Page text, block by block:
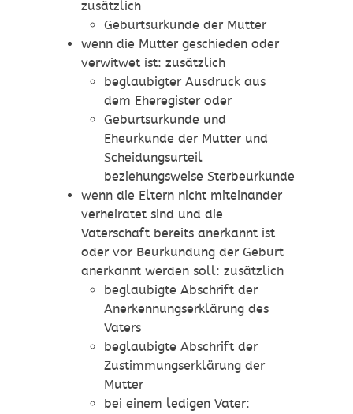
zusätzlich
Geburtsurkunde der Mutter
wenn die Mutter geschieden oder
verwitwet ist: zusätzlich
beglaubigter Ausdruck aus
dem Eheregister oder
Geburtsurkunde und
Eheurkunde der Mutter und
Scheidungsurteil
beziehungsweise Sterbeurkunde
wenn die Eltern nicht miteinander
verheiratet sind und die
Vaterschaft bereits anerkannt ist
oder vor Beurkundung der Geburt
anerkannt werden soll: zusätzlich
beglaubigte Abschrift der
Anerkennungserklärung des
Vaters
beglaubigte Abschrift der
Zustimmungserklärung der
Mutter
bei einem ledigen Vater: